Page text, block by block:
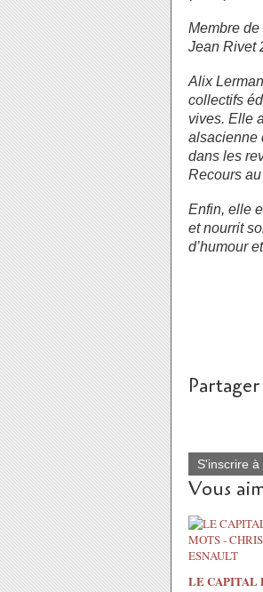
Membre de
Jean Rivet
Alix
collectifs
vives. Elle
alsacienne
dans les
Recours
Enfin, elle
et nourrit
d’humour
S'inscrire
Vous
LE CAPITAL